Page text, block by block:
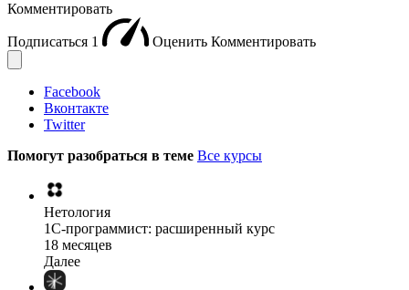
Комментировать
Подписаться 1 Оценить Комментировать
Facebook
Вконтакте
Twitter
Помогут разобраться в теме Все курсы
Нетология
1C-программист: расширенный курс
18 месяцев
Далее